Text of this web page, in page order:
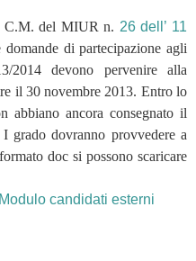
C.M. del MIUR n. 26 dell’ 11
di partecipazione agli
2014 devono pervenire alla
il 30 novembre 2013. Entro lo
abbiano ancora consegnato il
grado dovranno provvedere a
doc si possono scaricare
Modulo candidati esterni